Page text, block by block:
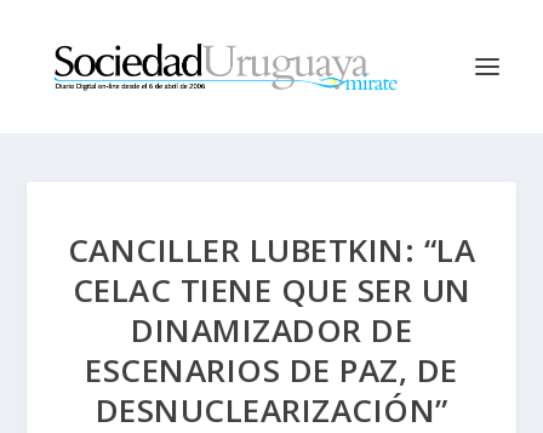
CANCILLER LUBETKIN: “LA
CELAC TIENE QUE SER UN
DINAMIZADOR DE
ESCENARIOS DE PAZ, DE
DESNUCLEARIZACIÓN”